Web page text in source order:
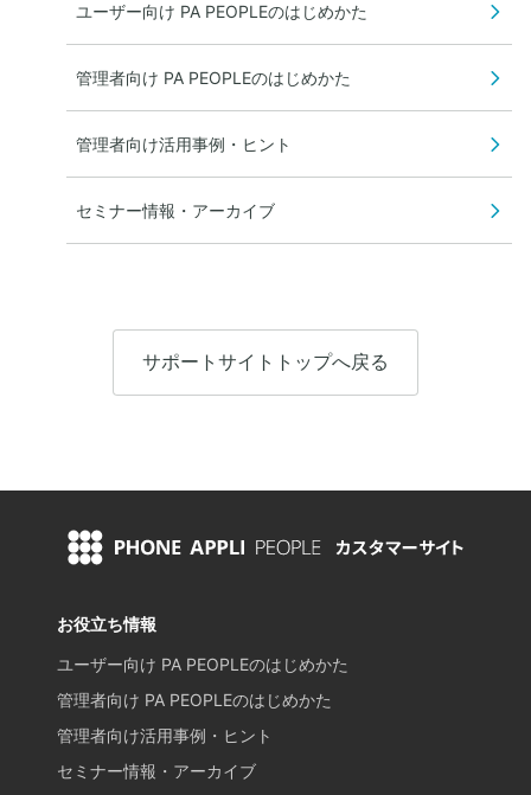
ユーザー向け PA PEOPLEのはじめかた
管理者向け PA PEOPLEのはじめかた
管理者向け活用事例・ヒント
セミナー情報・アーカイブ
サポートサイトトップへ戻る
お役立ち情報
ユーザー向け PA PEOPLEのはじめかた
管理者向け PA PEOPLEのはじめかた
管理者向け活用事例・ヒント
セミナー情報・アーカイブ